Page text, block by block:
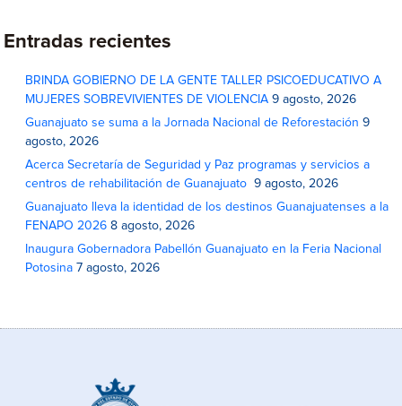
Entradas recientes
BRINDA GOBIERNO DE LA GENTE TALLER PSICOEDUCATIVO A
MUJERES SOBREVIVIENTES DE VIOLENCIA 9 agosto, 2026
Guanajuato se suma a la Jornada Nacional de Reforestación 9
agosto, 2026
Acerca Secretaría de Seguridad y Paz programas y servicios a
centros de rehabilitación de Guanajuato
9 agosto, 2026
Guanajuato lleva la identidad de los destinos Guanajuatenses a la
FENAPO 2026 8 agosto, 2026
Inaugura Gobernadora Pabellón Guanajuato en la Feria Nacional
Potosina 7 agosto, 2026